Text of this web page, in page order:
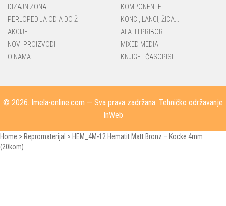
DIZAJN ZONA
PERLOPEDIJA OD A DO Ž
AKCIJE
NOVI PROIZVODI
O NAMA
KOMPONENTE
KONCI, LANCI, ŽICA...
ALATI I PRIBOR
MIXED MEDIA
KNJIGE I ČASOPISI
© 2026. Imela-online.com — Sva prava zadržana. Tehničko održavanje
InWeb
Home > Repromaterijal > HEM_4M-12 Hematit Matt Bronz – Kocke 4mm
(20kom)